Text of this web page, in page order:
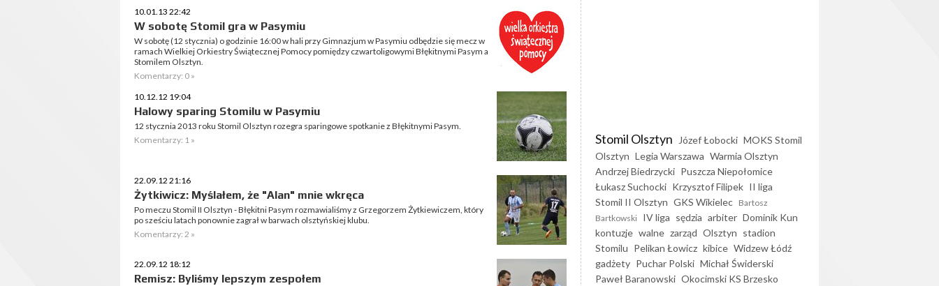
10.01.13 22:42
W sobotę Stomil gra w Pasymiu
W sobotę (12 stycznia) o godzinie 16:00 w hali przy Gimnazjum w Pasymiu odbędzie się mecz w
ramach Wielkiej Orkiestry Świątecznej Pomocy pomiędzy czwartoligowymi Błękitnymi Pasym a
Stomilem Olsztyn.
Komentarzy: 0 »
10.12.12 19:04
Halowy sparing Stomilu w Pasymiu
12 stycznia 2013 roku Stomil Olsztyn rozegra sparingowe spotkanie z Błękitnymi Pasym.
Komentarzy: 1 »
22.09.12 21:16
Żytkiwicz: Myślałem, że "Alan" mnie wkręca
Po meczu Stomil II Olsztyn - Błękitni Pasym rozmawialiśmy z Grzegorzem Żytkiewiczem, który
po sześciu latach ponownie zagrał w barwach olsztyńskiej klubu.
Komentarzy: 2 »
22.09.12 18:12
Remisz: Byliśmy lepszym zespołem
Stomil Olsztyn Józef Łobocki MOKS Stomil
Olsztyn Legia Warszawa Warmia Olsztyn
Andrzej Biedrzycki Puszcza Niepołomice
Łukasz Suchocki Krzysztof Filipek II liga
Stomil II Olsztyn GKS Wikielec Bartosz
Bartkowski IV liga sędzia arbiter Dominik Kun
kontuzje walne zarząd Olsztyn stadion
Stomilu Pelikan Łowicz kibice Widzew Łódź
gadżety Puchar Polski Michał Świderski
Paweł Baranowski Okocimski KS Brzesko